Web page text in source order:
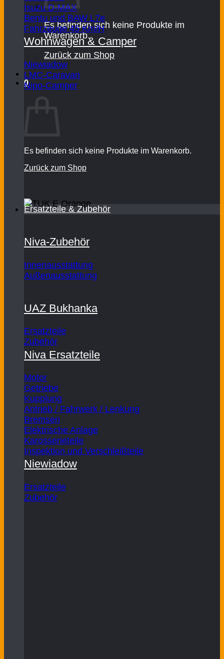
Es befinden sich keine Produkte im
Warenkorb.
Zurück zum Shop
0
Warenkorb
Es befinden sich keine Produkte im Warenkorb.
Zurück zum Shop
Isuzu D-MAX
Bentu und BAW L7e
Fahrzeuge 45 Km/H
Wohnwagen & Camper
Niewiadow
LMC-Caravan
Nipo-Camper
Ersatzteile & Zubehör
Niva-Zubehör
Innenausstattung
Außenausstattung
UAZ Bukhanka
Ersatzteile
Zubehör
Niva Ersatzteile
Motor
Getriebe
Kupplung
Antrieb / Fahrwerk / Lenkung
Bremsen
Elektrische Anlage
Karosserieteile
Inspektion und Verschleißteile
Niewiadow
Ersatzteile
Zubehör